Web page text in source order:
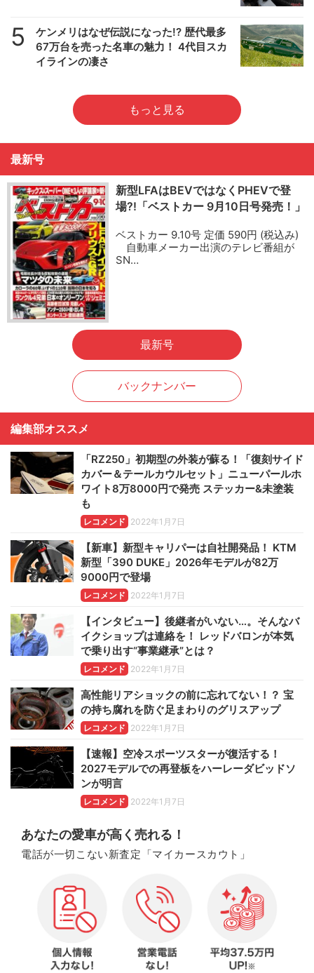
5
ケンメリはなぜ伝説になった!? 歴代最多
67万台を売った名車の魅力！ 4代目スカ
イラインの凄さ
もっと見る
最新号
新型LFAはBEVではなくPHEVで登
場?!「ベストカー 9月10日号発売！」
ベストカー 9.10号 定価 590円 (税込み)
自動車メーカー出演のテレビ番組が
SN…
最新号
バックナンバー
編集部オススメ
「RZ250」初期型の外装が蘇る！「復刻サイド
カバー＆テールカウルセット」ニューパールホ
ワイト8万8000円で発売 ステッカー&未塗装
も
レコメンド 2022年1月7日
【新車】新型キャリパーは自社開発品！ KTM
新型「390 DUKE」2026年モデルが82万
9000円で登場
レコメンド 2022年1月7日
【インタビュー】後継者がいない…。そんなバ
イクショップは連絡を！ レッドバロンが本気
で乗り出す“事業継承”とは？
レコメンド 2022年1月7日
高性能リアショックの前に忘れてない！？ 宝
の持ち腐れを防ぐ足まわりのグリスアップ
レコメンド 2022年1月7日
【速報】空冷スポーツスターが復活する！
2027モデルでの再登板をハーレーダビッドソ
ンが明言
レコメンド 2022年1月7日
あなたの愛車が高く売れる！
電話が一切こない新査定「マイカースカウト」